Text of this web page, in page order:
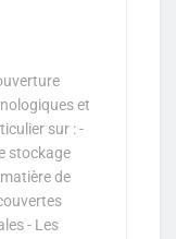
et
sur : -
stockage
de
- Les